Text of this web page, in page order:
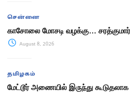
சென்னை
காசோலை மோசடி வழக்கு…
August 8, 2026
தமிழகம்
மேட்டூர் அணையில் இருந்து